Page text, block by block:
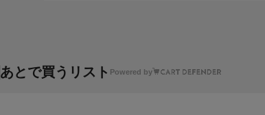
あとで買うリスト Powered by